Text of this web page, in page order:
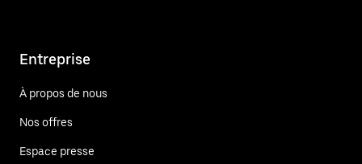
Entreprise
À propos de nous
Nos offres
Espace presse